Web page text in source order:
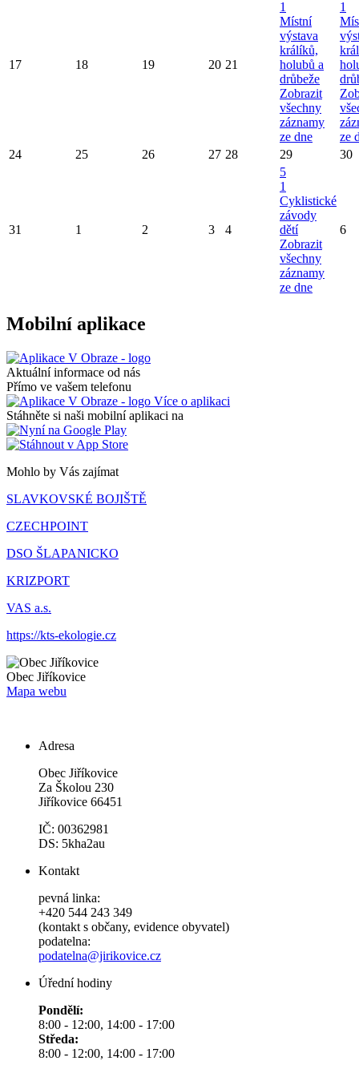
17 18 19 20 21
1
Místní
výstava
králíků,
holubů a
drůbeže
Zobrazit
všechny
záznamy
ze dne
1
ze
24
25 26 27 28 29 30
31 1 2 3 4
5
1
Cyklistické
závody
dětí
Zobrazit
všechny
záznamy
ze dne
6
Mobilní aplikace
Aktuální informace od nás
Přímo ve vašem telefonu
Více o aplikaci
Stáhněte si naši mobilní aplikaci na
Mohlo by Vás zajímat
SLAVKOVSKÉ BOJIŠTĚ
CZECHPOINT
DSO ŠLAPANICKO
KRIZPORT
VAS a.s.
https://kts-ekologie.cz
Obec Jiříkovice
Mapa webu
Adresa
Obec Jiříkovice
Za Školou 230
Jiříkovice 66451
IČ: 00362981
DS: 5kha2au
Kontakt
pevná linka:
+420 544 243 349
(kontakt s občany, evidence obyvatel)
podatelna:
podatelna@jirikovice.cz
Úřední hodiny
Pondělí:
8:00 - 12:00, 14:00 - 17:00
Středa:
8:00 - 12:00, 14:00 - 17:00